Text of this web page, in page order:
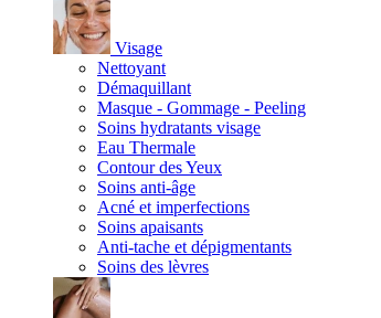
Visage
Nettoyant
Démaquillant
Masque - Gommage - Peeling
Soins hydratants visage
Eau Thermale
Contour des Yeux
Soins anti-âge
Acné et imperfections
Soins apaisants
Anti-tache et dépigmentants
Soins des lèvres